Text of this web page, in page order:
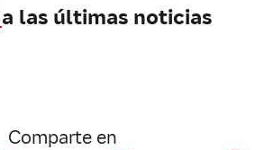
a las últimas noticias
Comparte en